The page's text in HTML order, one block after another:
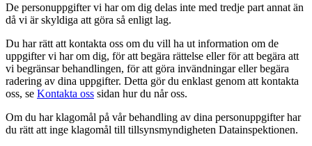
De personuppgifter vi har om dig delas inte med tredje part annat än
då vi är skyldiga att göra så enligt lag.
Du har rätt att kontakta oss om du vill ha ut information om de
uppgifter vi har om dig, för att begära rättelse eller för att begära att
vi begränsar behandlingen, för att göra invändningar eller begära
radering av dina uppgifter. Detta gör du enklast genom att kontakta
oss, se Kontakta oss sidan hur du når oss.
Om du har klagomål på vår behandling av dina personuppgifter har
du rätt att inge klagomål till tillsynsmyndigheten Datainspektionen.